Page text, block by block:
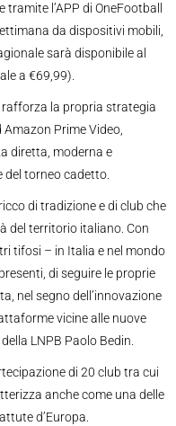
tramite l’APP di OneFootball
da dispositivi mobili,
sarà disponibile al
a €69,99).
rafforza la propria strategia
Amazon Prime Video
diretta, moderna e
del torneo cadetto.
di tradizione e di club che
del territorio italiano. Con
tifosi – in Italia e nel mondo
di seguire le proprie
nel segno dell’innovazione
vicine alle nuove
LNPB Paolo Bedin
di 20 club tra cui
anche come una delle
d’Europa.